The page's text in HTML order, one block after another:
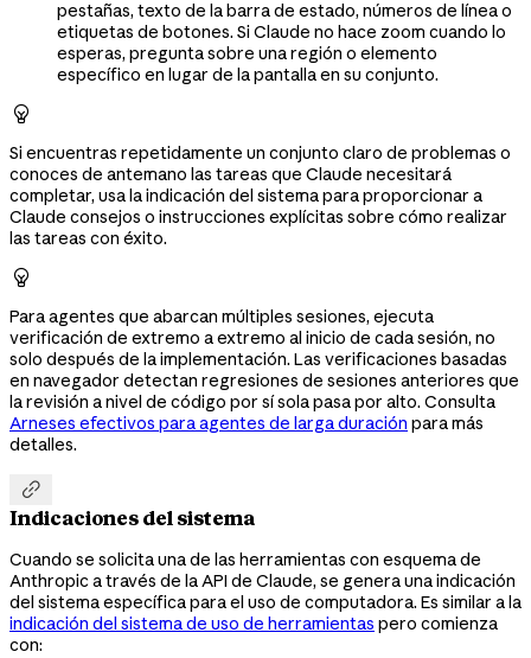
pestañas, texto de la barra de estado, números de línea o
etiquetas de botones. Si Claude no hace zoom cuando lo
esperas, pregunta sobre una región o elemento
específico en lugar de la pantalla en su conjunto.

Si encuentras repetidamente un conjunto claro de problemas o
conoces de antemano las tareas que Claude necesitará
completar, usa la indicación del sistema para proporcionar a
Claude consejos o instrucciones explícitas sobre cómo realizar
las tareas con éxito.

Para agentes que abarcan múltiples sesiones, ejecuta
verificación de extremo a extremo al inicio de cada sesión, no
solo después de la implementación. Las verificaciones basadas
en navegador detectan regresiones de sesiones anteriores que
la revisión a nivel de código por sí sola pasa por alto. Consulta
Arneses efectivos para agentes de larga duración para más
detalles.

Indicaciones del sistema
Cuando se solicita una de las herramientas con esquema de
Anthropic a través de la API de Claude, se genera una indicación
del sistema específica para el uso de computadora. Es similar a la
indicación del sistema de uso de herramientas pero comienza
con: